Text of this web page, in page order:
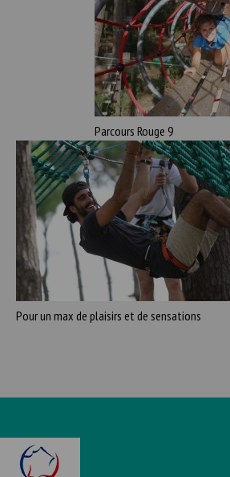
Parcours Rouge 9
Pour un max de plaisirs et de sensations